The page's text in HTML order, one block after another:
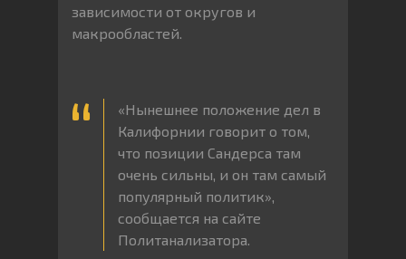
зависимости от округов и
макрообластей.
«Нынешнее положение дел в
Калифорнии говорит о том,
что позиции Сандерса там
очень сильны, и он там самый
популярный политик»,
сообщается на сайте
Политанализатора.